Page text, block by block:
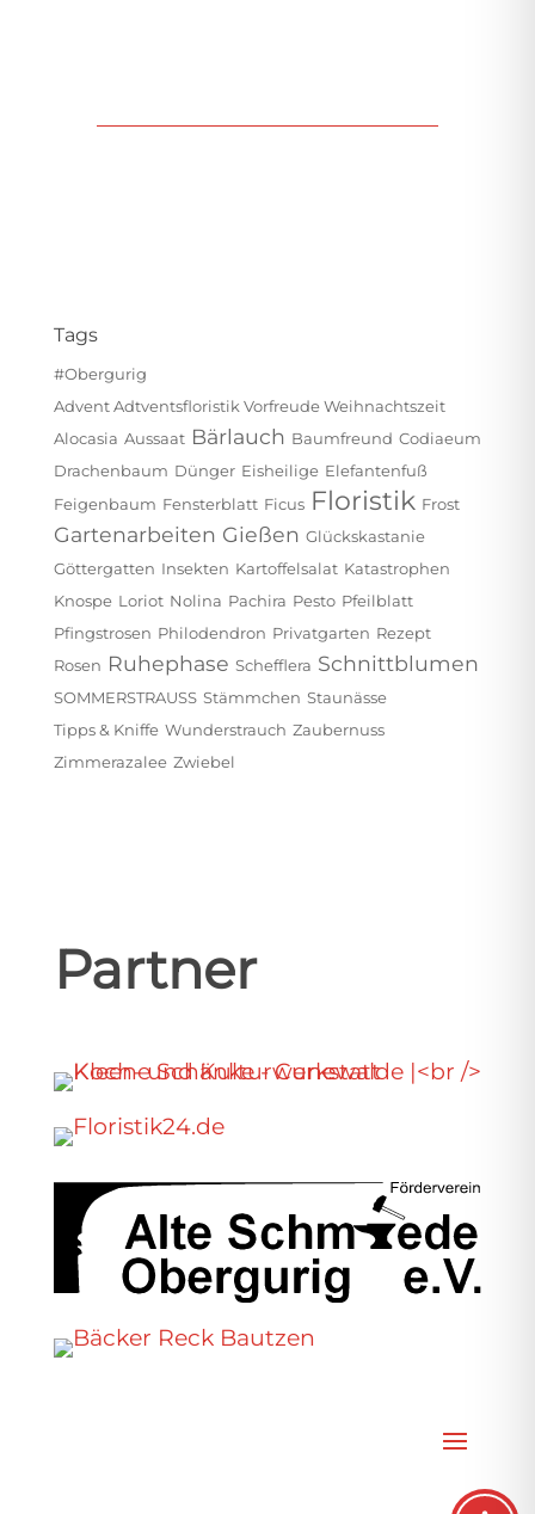
Tags
#obergurig
Advent Adtventsfloristik Vorfreude Weihnachtszeit
Alocasia Aussaat Bärlauch Baumfreund Codiaeum
Drachenbaum Dünger Eisheilige Elefantenfuß
Feigenbaum Fensterblatt Ficus Floristik Frost
Gartenarbeiten Gießen Glückskastanie
Göttergatten Insekten Kartoffelsalat Katastrophen
Knospe Loriot Nolina Pachira Pesto Pfeilblatt
Pfingstrosen Philodendron Privatgarten Rezept
Rosen Ruhephase Schefflera Schnittblumen
SOMMERSTRAUSS Stämmchen Staunässe
Tipps & Kniffe Wunderstrauch Zaubernuss
Zimmerazalee Zwiebel
Partner